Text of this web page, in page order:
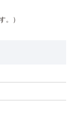
。）